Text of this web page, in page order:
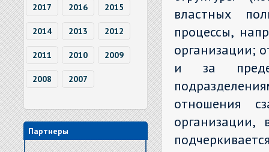
2017 2016 2015
2014 2013 2012
2011 2010 2009
2008 2007
Партнеры
властных
процессы,
организации;
и за
отношения